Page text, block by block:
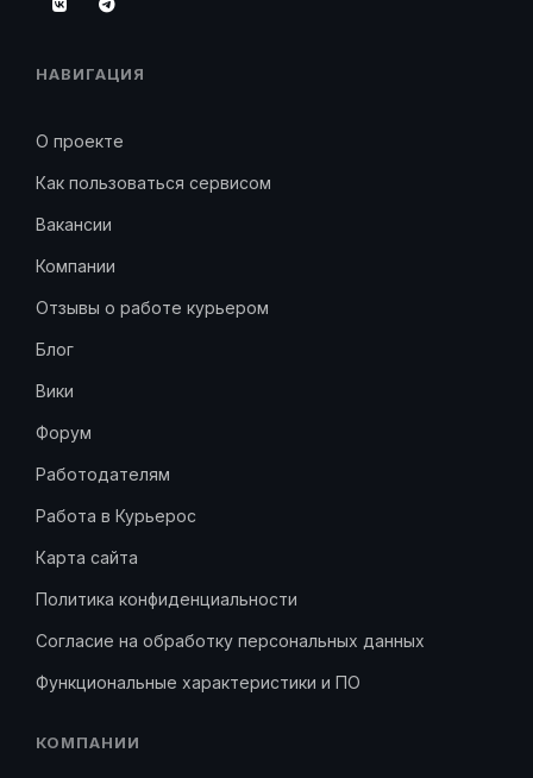
НАВИГАЦИЯ
О проекте
Как пользоваться сервисом
Вакансии
Компании
Отзывы о работе курьером
Блог
Вики
Форум
Работодателям
Работа в Курьерос
Карта сайта
Политика конфиденциальности
Согласие на обработку персональных данных
Функциональные характеристики и ПО
КОМПАНИИ